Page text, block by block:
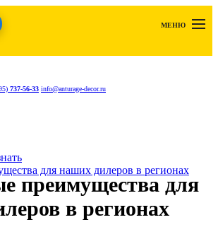
МЕНЮ
737-56-33 info@anturage-decor.ru
для наших дилеров в регионах
преимущества для
в регионах